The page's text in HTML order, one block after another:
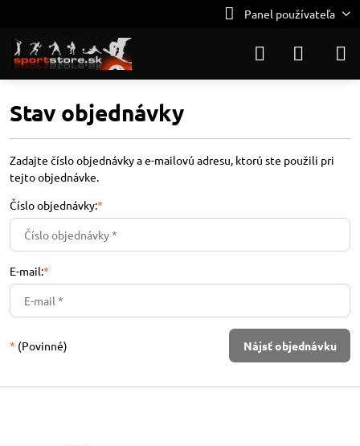
Panel používateľa
Stav objednávky
Zadajte číslo objednávky a e-mailovú adresu, ktorú ste použili pri
tejto objednávke.
Číslo objednávky:*
E-mail:*
* (Povinné) Nájsť objednávku